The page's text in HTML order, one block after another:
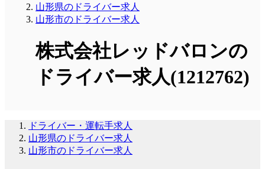
山形県のドライバー求人
山形市のドライバー求人
株式会社レッドバロンの
ドライバー求人(1212762)
ドライバー・運転手求人
山形県のドライバー求人
山形市のドライバー求人